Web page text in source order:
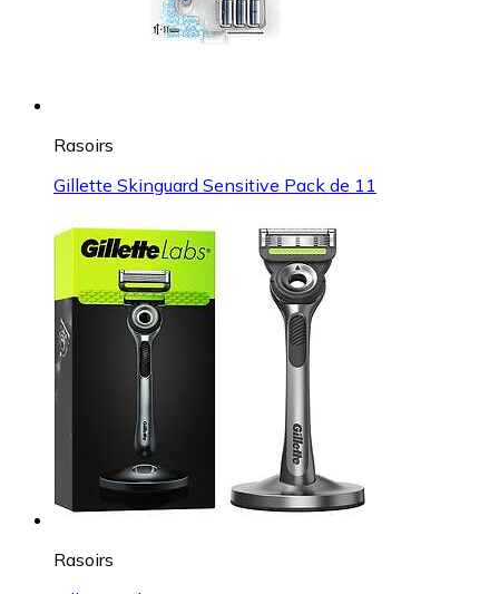
Rasoirs
Gillette Skinguard Sensitive Pack de 11
Rasoirs